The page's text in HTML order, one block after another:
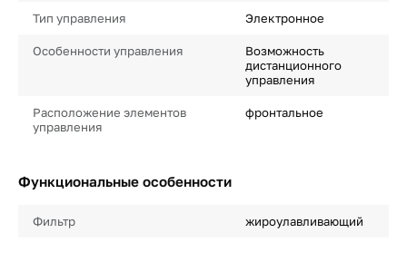
Тип управления Электронное
Особенности управления
Возможность
дистанционного
управления
Расположение элементов
управления
фронтальное
Функциональные особенности
Фильтр жироулавливающий